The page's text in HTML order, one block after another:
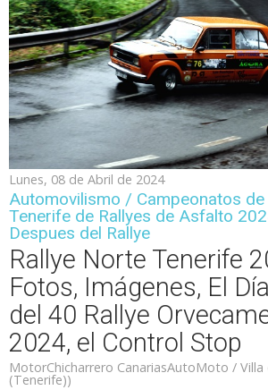
Lunes, 08 de Abril de 2024
Automovilismo / Campeonatos de
Tenerife de Rallyes de Asfalto
Despues del Rallye
Rallye Norte Tenerife
Fotos, Imágenes, El
del 40 Rallye
2024, el Control Stop
MotorChicharrero CanariasAutoMoto / Villa
(Tenerife))